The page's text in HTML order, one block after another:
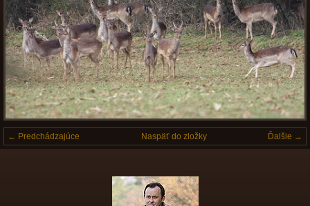
← Predchádzajúce Ďalšie →
Naspäť do zložky